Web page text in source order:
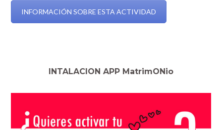
INFORMACIÓN SOBRE ESTA ACTIVIDAD
INTALACION APP MatrimONio